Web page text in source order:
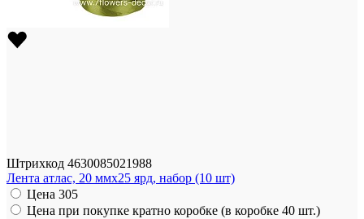
Штрихкод 4630085021988
Лента атлас, 20 ммx25 ярд, набор (10 шт)
Цена 305
Цена при покупке кратно коробке (в коробке 40 шт.)